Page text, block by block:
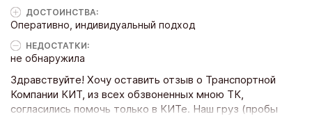
ДОСТОИНCТВА:
Оперативно, индивидуальный подход
НЕДОСТАТКИ:
не обнаружила
Здравствуйте! Хочу оставить отзыв о Транспортной
Компании КИТ, из всех обзвоненных мною ТК,
согласились помочь только в КИТе. Наш груз (пробы